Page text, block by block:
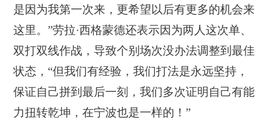
是因为我第一次来，更希望以后有更多的机会来
这里。”劳拉·西格蒙德还表示因为两人这次单、
双打双线作战，导致个别场次没办法调整到最佳
状态，“但我们有经验，我们打法是永远坚持，
保证自己拼到最后一刻，我们多次证明自己有能
力扭转乾坤，在宁波也是一样的！”